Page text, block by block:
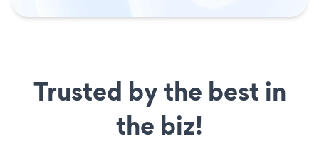
Trusted by the best in
the biz!